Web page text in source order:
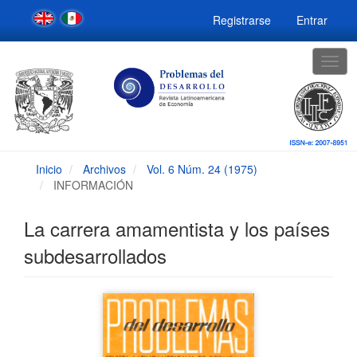
Navegación
principal
Contenido
Barra
lateral
Registrarse Entrar
Inicio Archivos
Vol. 6 Núm. 24 (1975)
INFORMACIÓN
La carrera amamentista y los países
subdesarrollados